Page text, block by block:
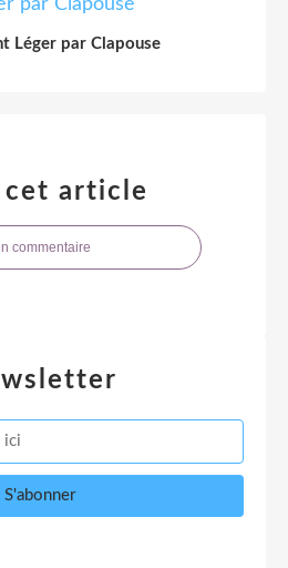
Léger par Clapouse
cet article
commentaire